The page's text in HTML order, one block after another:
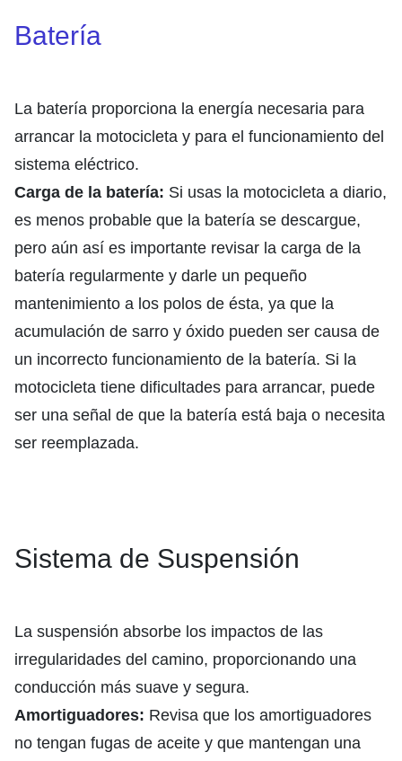
Batería
La batería proporciona la energía necesaria para
arrancar la motocicleta y para el funcionamiento del
sistema eléctrico.
Carga de la batería: Si usas la motocicleta a diario,
es menos probable que la batería se descargue,
pero aún así es importante revisar la carga de la
batería regularmente y darle un pequeño
mantenimiento a los polos de ésta, ya que la
acumulación de sarro y óxido pueden ser causa de
un incorrecto funcionamiento de la batería. Si la
motocicleta tiene dificultades para arrancar, puede
ser una señal de que la batería está baja o necesita
ser reemplazada.
Sistema de Suspensión
La suspensión absorbe los impactos de las
irregularidades del camino, proporcionando una
conducción más suave y segura.
Amortiguadores: Revisa que los amortiguadores
no tengan fugas de aceite y que mantengan una